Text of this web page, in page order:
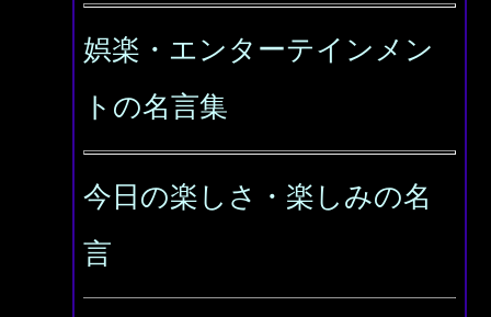
娯楽・エンターテインメン
トの名言集
今日の楽しさ・楽しみの名
言